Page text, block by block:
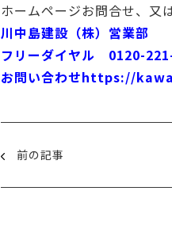
ホームページお問合せ、又
川中島建設（株）営業部
フリーダイヤル 0120-
お問い合わせhttps://
前の記事